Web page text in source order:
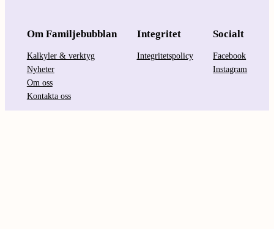
Om Familjebubblan
Kalkyler & verktyg
Nyheter
Om oss
Kontakta oss
Integritet
Integritetspolicy
Socialt
Facebook
Instagram